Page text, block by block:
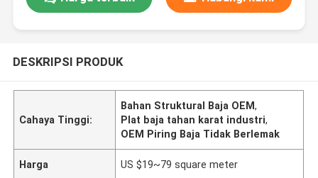
DESKRIPSI PRODUK
Cahaya Tinggi:
Bahan Struktural Baja OEM,
Plat baja tahan karat industri,
OEM Piring Baja Tidak Berlemak
Harga US $19~79 square meter